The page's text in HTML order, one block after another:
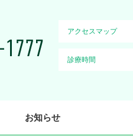
アクセスマップ
診療時間
お知らせ